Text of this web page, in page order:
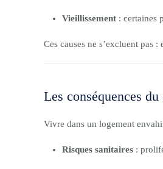
Vieillissement : certaines
Ces causes ne s’excluent pas
Les conséquences
Vivre dans un logement
Risques sanitaires :